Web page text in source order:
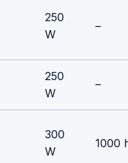
250
W
–
250
W
–
300
W
1000